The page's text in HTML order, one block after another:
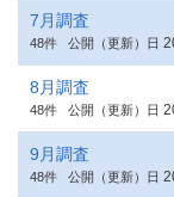
7月調査
48件 公開（更新）日
8月調査
48件 公開（更新）日
9月調査
48件 公開（更新）日